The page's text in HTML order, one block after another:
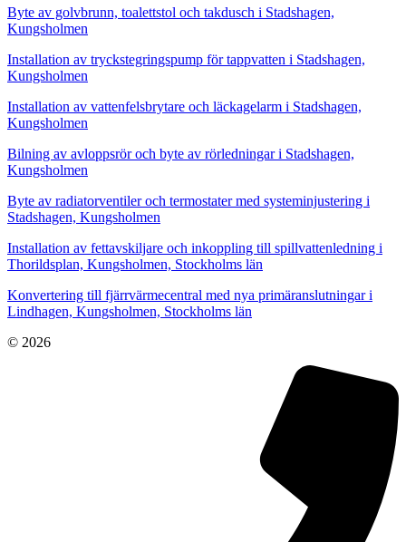
Byte av golvbrunn, toalettstol och takdusch i Stadshagen,
Kungsholmen
Installation av tryckstegringspump för tappvatten i Stadshagen,
Kungsholmen
Installation av vattenfelsbrytare och läckagelarm i Stadshagen,
Kungsholmen
Bilning av avloppsrör och byte av rörledningar i Stadshagen,
Kungsholmen
Byte av radiatorventiler och termostater med systeminjustering i
Stadshagen, Kungsholmen
Installation av fettavskiljare och inkoppling till spillvattenledning i
Thorildsplan, Kungsholmen, Stockholms län
Konvertering till fjärrvärmecentral med nya primäranslutningar i
Lindhagen, Kungsholmen, Stockholms län
© 2026